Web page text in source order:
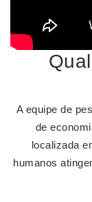
A equipe de
de
localizada
humanos